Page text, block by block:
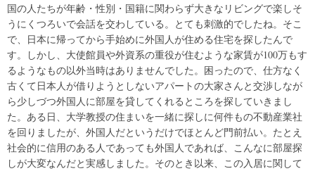
国の人たちが年齢・性別・国籍に関わらず大きなリビングで楽しそ
うにくつろいで会話を交わしている。とても刺激的でしたね。そこ
で、日本に帰ってから手始めに外国人が住める住宅を探したんで
す。しかし、大使館員や外資系の重役が住むような家賃が100万もす
るようなもの以外当時はありませんでした。困ったので、仕方なく
古くて日本人が借りようとしないアパートの大家さんと交渉しなが
ら少しづつ外国人に部屋を貸してくれるところを探していきまし
た。ある日、大学教授の住まいを一緒に探しに何件もの不動産業社
を回りましたが、外国人だというだけでほとんど門前払い。たとえ
社会的に信用のある人であっても外国人であれば、こんなに部屋探
しが大変なんだと実感しました。そのとき以来、この入居に関して